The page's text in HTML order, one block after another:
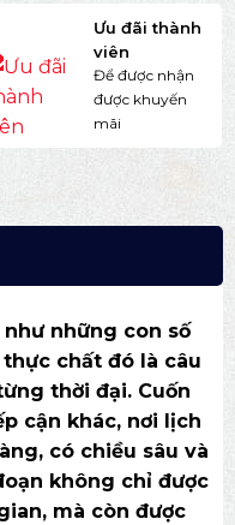
Ưu đãi thành
viên
Để được nhận
được khuyến
mãi
những con số
chất đó là câu
thời đại. Cuốn
cận khác, nơi lịch
có chiều sâu và
không chỉ được
mà còn được